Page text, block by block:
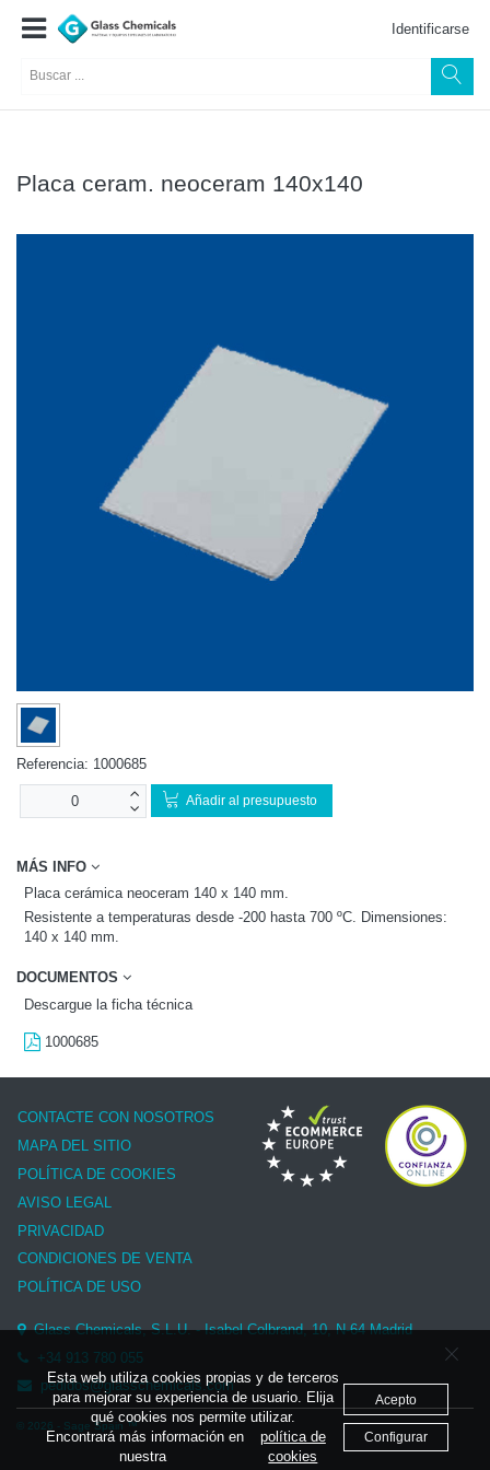
Identificarse
Placa ceram. neoceram 140x140
Referencia: 1000685
Añadir al presupuesto
MÁS INFO
Placa cerámica neoceram 140 x 140 mm.
Resistente a temperaturas desde -200 hasta 700 ºC. Dimensiones:
140 x 140 mm.
DOCUMENTOS
Descargue la ficha técnica
1000685
CONTACTE CON NOSOTROS
MAPA DEL SITIO
POLÍTICA DE COOKIES
AVISO LEGAL
PRIVACIDAD
CONDICIONES DE VENTA
POLÍTICA DE USO
Glass Chemicals, S.L.U. - Isabel Colbrand, 10, N-64 Madrid
+34 913 780 055
pedidos@glasschemicals.com
© 2026 - Sage Spain ™
Esta web utiliza cookies propias y de terceros
para mejorar su experiencia de usuario. Elija
qué cookies nos permite utilizar.
Encontrará más información en
nuestra
política de
cookies
Acepto
Configurar